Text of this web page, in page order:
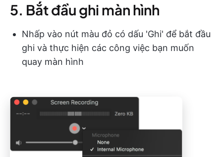
5. Bắt đầu ghi màn hình
Nhấp vào nút màu đỏ có dấu 'Ghi' để bắt đầu
ghi và thực hiện các công việc bạn muốn
quay màn hình